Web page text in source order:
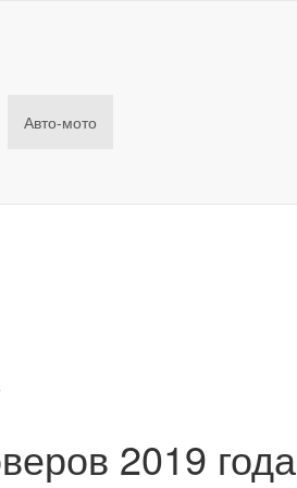
Авто-мото
2019 года